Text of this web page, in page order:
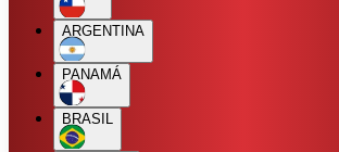
ARGENTINA
PANAMÁ
BRASIL